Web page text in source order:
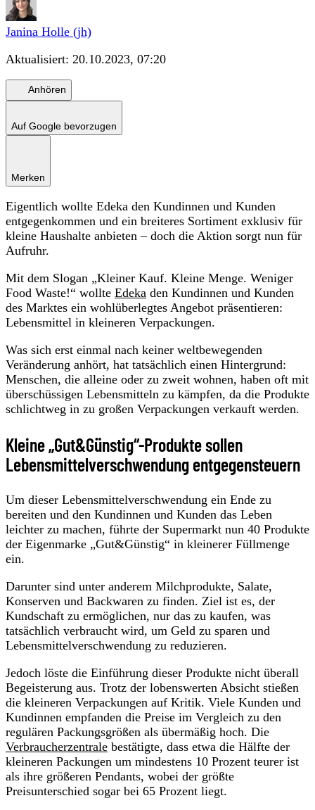
Janina Holle (jh)
Aktualisiert: 20.10.2023, 07:20
Anhören
Auf Google bevorzugen
Merken
Eigentlich wollte Edeka den Kundinnen und Kunden
entgegenkommen und ein breiteres Sortiment exklusiv für
kleine Haushalte anbieten – doch die Aktion sorgt nun für
Aufruhr.
Mit dem Slogan „Kleiner Kauf. Kleine Menge. Weniger
Food Waste!“ wollte Edeka den Kundinnen und Kunden
des Marktes ein wohlüberlegtes Angebot präsentieren:
Lebensmittel in kleineren Verpackungen.
Was sich erst einmal nach keiner weltbewegenden
Veränderung anhört, hat tatsächlich einen Hintergrund:
Menschen, die alleine oder zu zweit wohnen, haben oft mit
überschüssigen Lebensmitteln zu kämpfen, da die Produkte
schlichtweg in zu großen Verpackungen verkauft werden.
Kleine „Gut&Günstig“-Produkte sollen
Lebensmittelverschwendung entgegensteuern
Um dieser Lebensmittelverschwendung ein Ende zu
bereiten und den Kundinnen und Kunden das Leben
leichter zu machen, führte der Supermarkt nun 40 Produkte
der Eigenmarke „Gut&Günstig“ in kleinerer Füllmenge
ein.
Darunter sind unter anderem Milchprodukte, Salate,
Konserven und Backwaren zu finden. Ziel ist es, der
Kundschaft zu ermöglichen, nur das zu kaufen, was
tatsächlich verbraucht wird, um Geld zu sparen und
Lebensmittelverschwendung zu reduzieren.
Jedoch löste die Einführung dieser Produkte nicht überall
Begeisterung aus. Trotz der lobenswerten Absicht stießen
die kleineren Verpackungen auf Kritik. Viele Kunden und
Kundinnen empfanden die Preise im Vergleich zu den
regulären Packungsgrößen als übermäßig hoch. Die
Verbraucherzentrale bestätigte, dass etwa die Hälfte der
kleineren Packungen um mindestens 10 Prozent teurer ist
als ihre größeren Pendants, wobei der größte
Preisunterschied sogar bei 65 Prozent liegt.